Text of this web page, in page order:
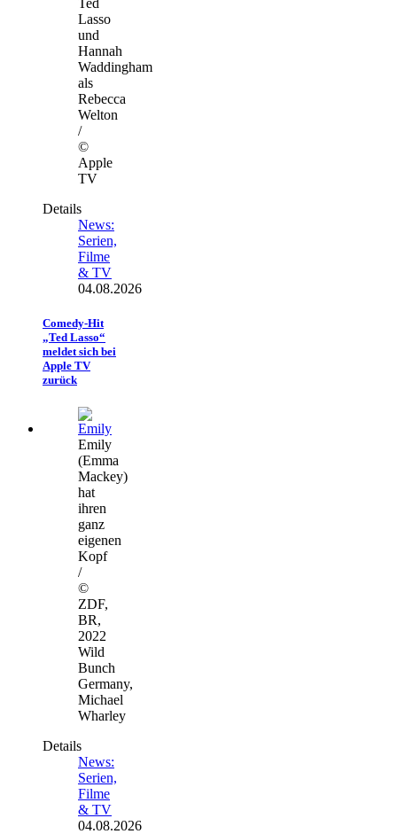
Lasso
und
Hannah
Waddingham
als
Rebecca
Welton
/
©
Apple
TV
Details
News:
Serien,
Filme
& TV
04.08.2026
Comedy-Hit
„Ted Lasso“
meldet sich bei
Apple TV
zurück
Emily
(Emma
Mackey)
hat
ihren
ganz
eigenen
Kopf
/
©
ZDF,
BR,
2022
Wild
Bunch
Germany,
Michael
Wharley
Details
News:
Serien,
Filme
& TV
04.08.2026